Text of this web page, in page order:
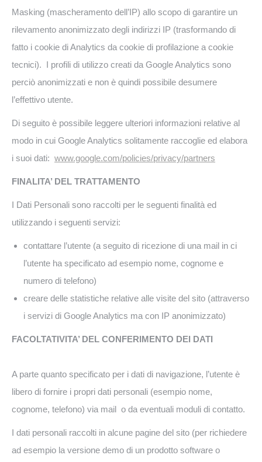
Masking (mascheramento dell’IP) allo scopo di garantire un
rilevamento anonimizzato degli indirizzi IP (trasformando di
fatto i cookie di Analytics da cookie di profilazione a cookie
tecnici). I profili di utilizzo creati da Google Analytics sono
perciò anonimizzati e non è quindi possibile desumere
l’effettivo utente.
Di seguito è possibile leggere ulteriori informazioni relative al
modo in cui Google Analytics solitamente raccoglie ed elabora
i suoi dati: www.google.com/policies/privacy/partners
FINALITA’ DEL TRATTAMENTO
I Dati Personali sono raccolti per le seguenti finalità ed
utilizzando i seguenti servizi:
contattare l’utente (a seguito di ricezione di una mail in ci
l’utente ha specificato ad esempio nome, cognome e
numero di telefono)
creare delle statistiche relative alle visite del sito (attraverso
i servizi di Google Analytics ma con IP anonimizzato)
FACOLTATIVITA’ DEL CONFERIMENTO DEI DATI
A parte quanto specificato per i dati di navigazione, l’utente è
libero di fornire i propri dati personali (esempio nome,
cognome, telefono) via mail o da eventuali moduli di contatto.
I dati personali raccolti in alcune pagine del sito (per richiedere
ad esempio la versione demo di un prodotto software o